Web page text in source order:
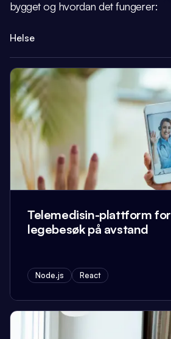
bygget og hvordan det fungerer:
Helse
Telemedisin-plattform for
legebesøk på avstand
Node.js React